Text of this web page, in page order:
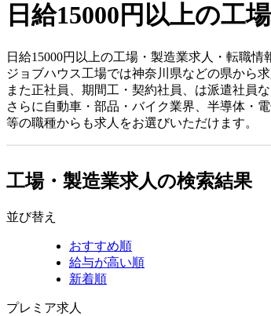
日給15000円以上の工
日給15000円以上の工場・製造業求人・転職情
ジョブハウス工場では神奈川県などの県から
また正社員、期間工・契約社員、は派遣社員
さらに自動車・部品・バイク業界、半導体・
等の職種からも求人をお選びいただけます。
工場・製造業求人の検索結果
並び替え
おすすめ順
給与が高い順
新着順
プレミア求人